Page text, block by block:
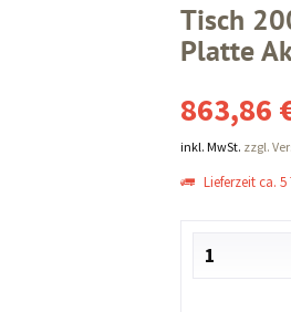
Tisch
Platte
863,86
inkl. MwSt. zzgl.
Lieferzeit ca. 5